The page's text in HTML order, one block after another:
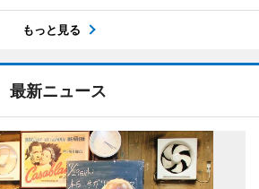
もっと見る
最新ニュース